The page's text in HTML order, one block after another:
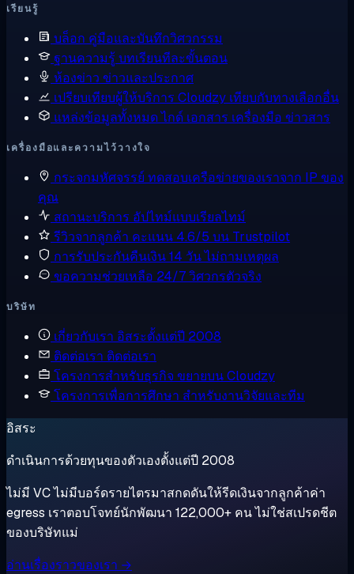
เรียนรู้
บล็อก คู่มือและบันทึกวิศวกรรม
ฐานความรู้ บทเรียนทีละขั้นตอน
ห้องข่าว ข่าวและประกาศ
เปรียบเทียบผู้ให้บริการ Cloudzy เทียบกับทางเลือกอื่น
แหล่งข้อมูลทั้งหมดไกด์ เอกสาร เครื่องมือ ข่าวสาร
เครื่องมือและความไว้วางใจ
กระจกมหัศจรรย์ ทดสอบเครือข่ายของเราจาก IP ของ
คุณ
สถานะบริการ อัปไทม์แบบเรียลไทม์
รีวิวจากลูกค้า คะแนน 4.6/5 บน Trustpilot
การรับประกันคืนเงิน14 วัน ไม่ถามเหตุผล
ขอความช่วยเหลือ 24/7 วิศวกรตัวจริง
บริษัท
เกี่ยวกับเรา อิสระตั้งแต่ปี 2008
ติดต่อเรา ติดต่อเรา
โครงการสำหรับธุรกิจ ขยายบน Cloudzy
โครงการเพื่อการศึกษา สำหรับงานวิจัยและทีม
อิสระ
ดำเนินการด้วยทุนของตัวเองตั้งแต่ปี 2008
ไม่มี VC ไม่มีบอร์ดรายไตรมาสกดดันให้รีดเงินจากลูกค้าค่า
egress เราตอบโจทย์นักพัฒนา 122,000+ คน ไม่ใช่สเปรดชีต
ของบริษัทแม่
อ่านเรื่องราวของเรา →